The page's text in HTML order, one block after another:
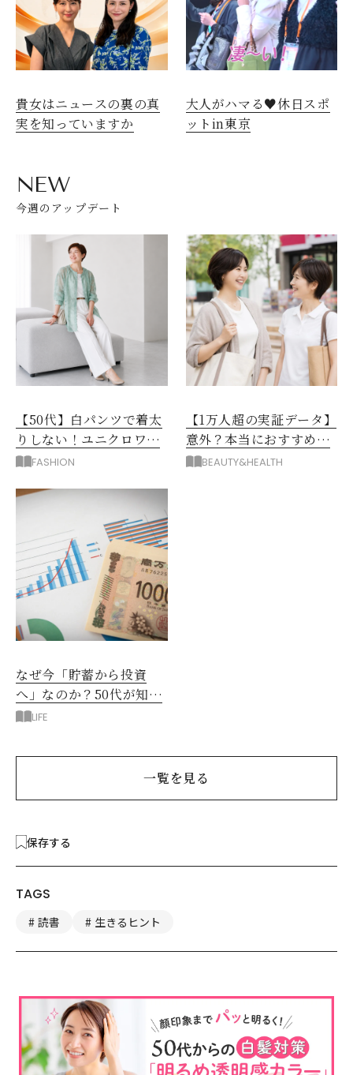
貴女はニュースの裏の真
実を知っていますか
大人がハマる♥休日スポ
ットin東京
NEW
今週のアップデート
【50代】白パンツで着太
りしない！ユニクロワイ
ドパンツ夏の着回しテク
FASHION
【1万人超の実証データ】
意外？本当におすすめな
運動とストレス解消法と
BEAUTY&HEALTH
なぜ今「貯蓄から投資
へ」なのか？50代が知る
べきお金の新常識
LIFE
一覧を見る
保存する
TAGS
読書 生きるヒント